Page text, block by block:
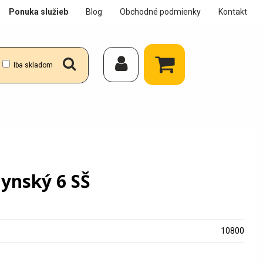
Iba skladom
Ponuka služieb Blog Obchodné podmienky Kontakt
6 SŠ
10800